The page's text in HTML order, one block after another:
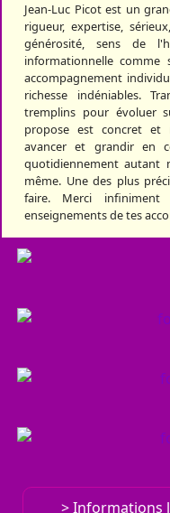
Jean-Luc Picot est un
rigueur, expertise,
générosité, sens de
informationnelle comme
accompagnement
richesse indéniables.
tremplins pour évoluer
propose est concret et
avancer et grandir en
quotidiennement autant
même. Une des plus
faire. Merci
enseignements de tes
UN CHEMIN
TOUTES LES
UNE AUTRE
UN LIEU
Informations